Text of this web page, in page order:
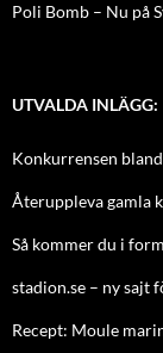
Poli Bomb – Nu på
UTVALDA INLÄGG:
Konkurrensen
Återuppleva gamla
Så kommer du i
stadion.se – ny sajt
Recept: Moule